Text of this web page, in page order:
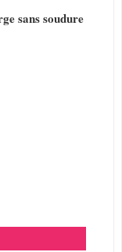
sans soudure